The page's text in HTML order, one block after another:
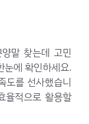
말 찾는데 고민
눈에 확인하세요.
도를 선사했습니
율적으로 활용할